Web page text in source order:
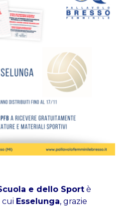
e dello Sport è
cui Esselunga, grazie